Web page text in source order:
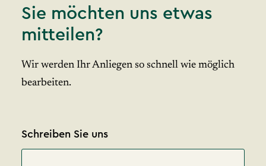
Sie möchten uns etwas
mitteilen?
Wir werden Ihr Anliegen so schnell wie möglich
bearbeiten.
Schreiben Sie uns